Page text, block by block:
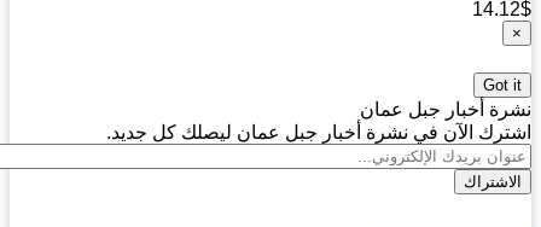
أخبار جبل عمان
الآن في نشرة أخبار جبل عمان ليصلك كل جديد.